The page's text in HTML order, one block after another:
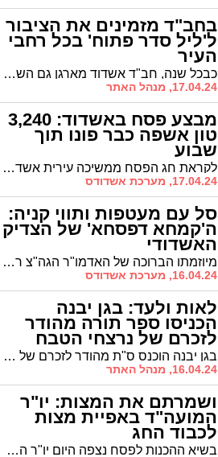
בחב"ד מזמינים את הציבור
ל'ליל סדר פתוח' בכל רחבי
העיר
כבכל שנה, חב"ד אשדוד מארגן גם השנה 'ליל סדר פתוח' לקהל הרחב ומזמין את התושבים לבוא ולהשתתף באירוע הכי משפחתי בשנה? כל שצריך לעשות זה לבחור ולהירשם לאחד מעשרת האירועים הפתוחים שמתקיימים ברחבי העיר
17.04.24, מנהל האתר
מבצע פסח באשדוד: 3,240
טון אשפה כבר פונו תוך
שבוע
לקראת חג הפסח ממשיכה עירית אשדוד במשימת ניקוי כמויות האשפה הגדולות מרחובות העיר. 3,240 טון אשפה כבר פונתה תוך שבוע כשמדובר בעליה של 200 טון על פני השנה שעברה
17.04.24, מערכת אשדודס
סל עם מעטפות ותווי קניה:
ה'קמחא דפסחא' של הצדיק
האשדודי
מיוזמתו הברוכה של האדמו"ר הגה"צ רבי דוד חנניה פינטו נשיא ממלכת התורה "אורות חיים ומשה", אלפי משפחות זכו לקבל "קמחא דפסחא" לקראת חג הפסח ובנוסף מעטפות עם תווי קניה
16.04.24, מערכת אשדודס
לאות ולעד: בגן יבנה
הכניסו ספר תורה מהודר
לזכרם של נרצחי הטבח
בגן יבנה הוכנס ס"ת מהודר לזכרם של הנרצחים ביום שמחת תורה, הי"ד
16.04.24, מנהל האתר
ושמרתם את המצות: יו"ר
המועה"ד באפיית מצות
לכבוד החג
בשיא ההכנות לפסח נצפה היום יו"ר המועה"ד כשהוא אופה מצות בעצמו